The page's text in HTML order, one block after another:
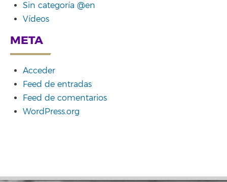
Sin categoría @en
Vídeos
META
Acceder
Feed de entradas
Feed de comentarios
WordPress.org